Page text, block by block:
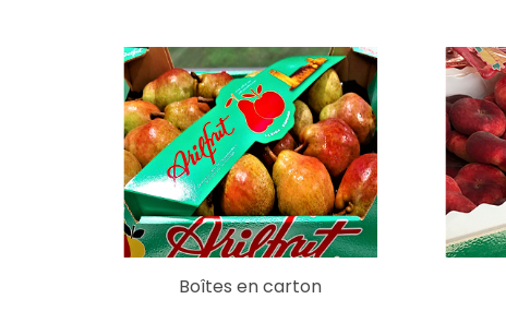
Boîtes en carton